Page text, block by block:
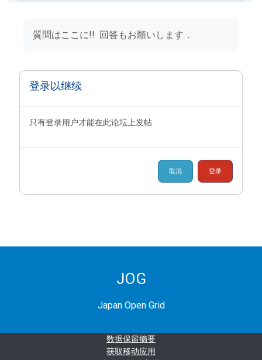
質問はここに!! 回答もお願いします．
登录以继续
只有登录用户才能在此论坛上发帖
取消 登录
JOG
Japan Open Grid
‎数据保留摘要‎
获取移动应用